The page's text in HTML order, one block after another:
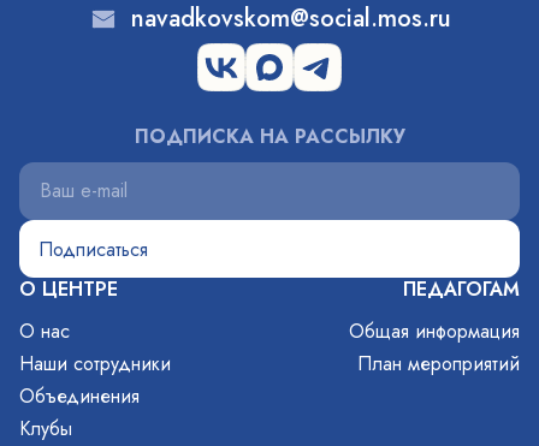
О ЦЕНТРЕ
О нас
Наши сотрудники
Объединения
Клубы
ПЕДАГОГАМ
Общая информация
План мероприятий
navadkovskom@social.mos.ru
ПОДПИСКА НА РАССЫЛКУ